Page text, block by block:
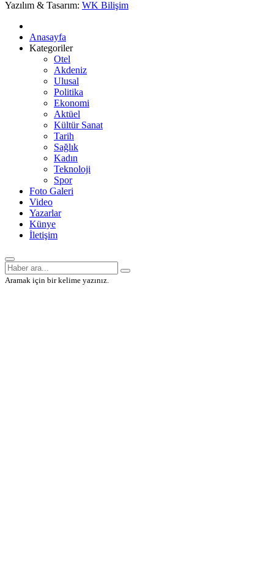
Yazılım & Tasarım: WK Bilişim
Anasayfa
Kategoriler
Otel
Akdeniz
Ulusal
Politika
Ekonomi
Aktüel
Kültür Sanat
Tarih
Sağlık
Kadın
Teknoloji
Spor
Foto Galeri
Video
Yazarlar
Künye
İletişim
Aramak için bir kelime yazınız.